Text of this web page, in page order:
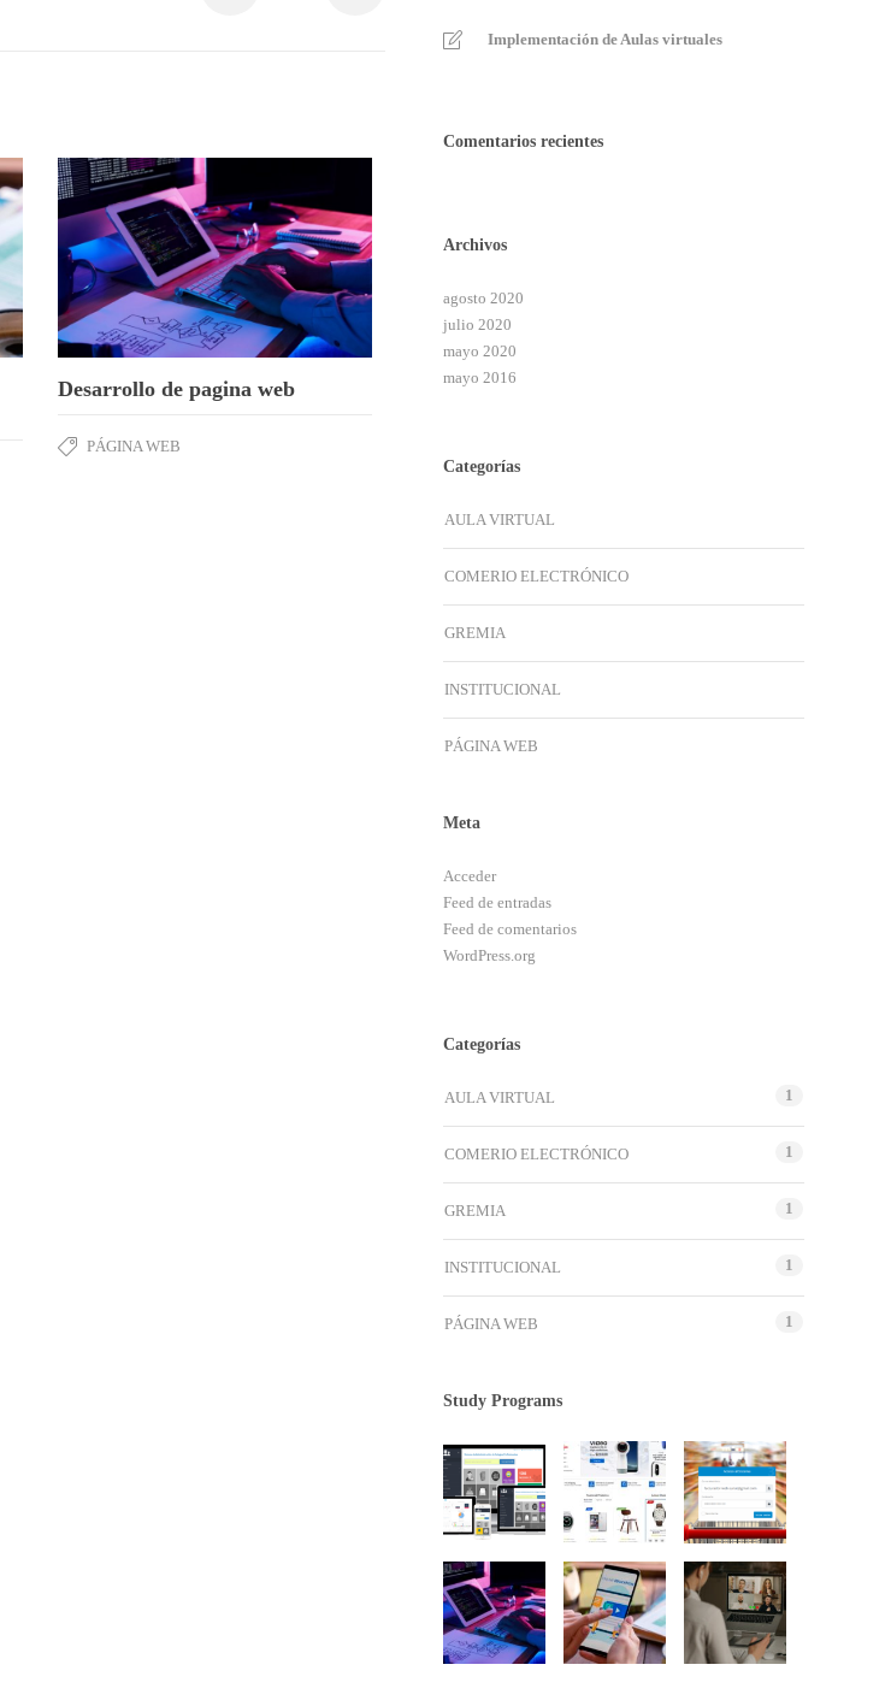
Desarrollo de pagina web
PÁGINA WEB
Implementación de Aulas virtuales
Comentarios recientes
Archivos
agosto 2020
julio 2020
mayo 2020
mayo 2016
Categorías
AULA VIRTUAL
COMERIO ELECTRÓNICO
GREMIA
INSTITUCIONAL
PÁGINA WEB
Meta
Acceder
Feed de entradas
Feed de comentarios
WordPress.org
Categorías
AULA VIRTUAL 1
COMERIO ELECTRÓNICO 1
GREMIA 1
INSTITUCIONAL 1
PÁGINA WEB 1
Study Programs